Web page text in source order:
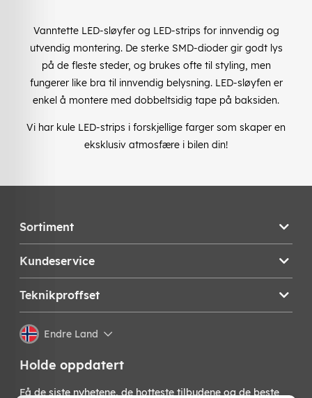
Vanntette LED-sløyfer og LED-strips for innvendig og
utvendig montering. De sterke SMD-dioder gir godt lys
på de fleste steder, og brukes ofte til styling, men
fungerer like bra til innvendig belysning. LED-sløyfen er
enkel å montere med dobbeltsidig tape på baksiden.
Vi har kule LED-strips i forskjellige farger som skaper en
eksklusiv atmosfære i bilen din!
Sortiment
Kundeservice
Teknikproffset
Endre Land
Holde oppdatert
Få de siste nyhetene, de hotteste tilbudene og de beste